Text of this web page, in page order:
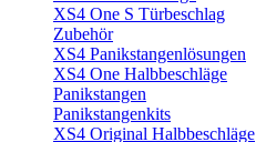
XS4 One S Türbeschlag
Zubehör
XS4 Panikstangenlösungen
XS4 One Halbbeschläge
Panikstangen
Panikstangenkits
XS4 Original Halbbeschläge